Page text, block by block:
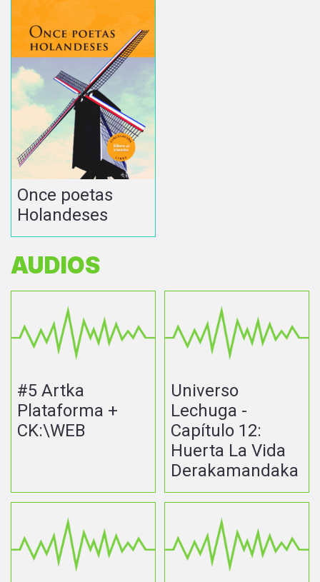
Once poetas
Holandeses
AUDIOS
#5 Artka
Plataforma +
CK:\WEB
Universo
Lechuga -
Capítulo 12:
Huerta La Vida
Derakamandaka